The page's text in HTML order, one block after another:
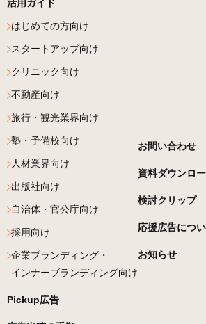
活用ガイド
はじめての方向け
スタートアップ向け
クリニック向け
不動産向け
旅行・観光業界向け
塾・予備校向け
人材業界向け
出版社向け
自治体・官公庁向け
採用向け
企業ブランディング・
インナーブランディング向け
Pickup広告
お問い合わせ
資料ダウンロ
検討クリップ
応援広告につ
お知らせ